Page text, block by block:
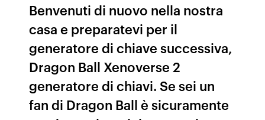
Benvenuti di nuovo nella nostra
casa e preparatevi per il
generatore di chiave successiva,
Dragon Ball Xenoverse 2
generatore di chiavi. Se sei un
fan di Dragon Ball è sicuramente